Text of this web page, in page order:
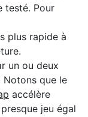
testé. Pour
plus rapide à
un ou deux
que le
accélère
jeu égal